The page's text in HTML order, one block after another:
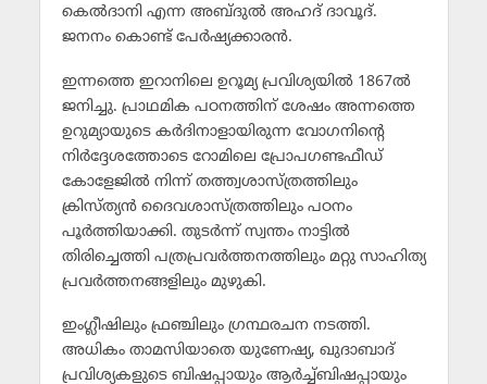
കെല്‍ദാനി എന്ന അബ്ദുല്‍ അഹദ് ദാവൂദ്.
ജനനം കൊണ്ട് പേര്‍ഷ്യക്കാരന്‍.
ഇന്നത്തെ ഇറാനിലെ ഉറൂമ്യ പ്രവിശ്യയില്‍ 1867ല്‍
ജനിച്ചു. പ്രാഥമിക പഠനത്തിന് ശേഷം അന്നത്തെ
ഉറുമ്യായുടെ കര്‍ദിനാളായിരുന്ന വോഗനിന്റെ
നിര്‍ദ്ദേശത്തോടെ റോമിലെ പ്രോപഗണ്ടഫീഡ്
കോളേജില്‍ നിന്ന് തത്ത്വശാസ്ത്രത്തിലും
ക്രിസ്ത്യന്‍ ദൈവശാസ്ത്രത്തിലും പഠനം
പൂര്‍ത്തിയാക്കി. തുടര്‍ന്ന് സ്വന്തം നാട്ടില്‍
തിരിച്ചെത്തി പത്രപ്രവര്‍ത്തനത്തിലും മറ്റു സാഹിത്യ
പ്രവര്‍ത്തനങ്ങളിലും മുഴുകി.
ഇംഗ്ലീഷിലും ഫ്രഞ്ചിലും ഗ്രന്ഥരചന നടത്തി.
അധികം താമസിയാതെ യുണേഷ്യ, ഖുദാബാദ്
പ്രവിശ്യകളുടെ ബിഷപ്പായും ആര്‍ച്ച്ബിഷപ്പായും